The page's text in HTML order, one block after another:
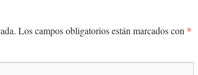
Los campos obligatorios están marcados con *